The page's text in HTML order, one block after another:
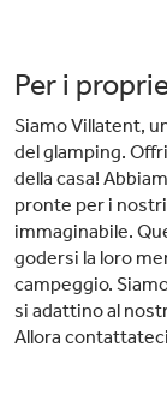
Per i
Siamo Villatent,
del glamping.
della casa!
pronte per i
immaginabile.
godersi la loro
campeggio.
si adattino al
Allora